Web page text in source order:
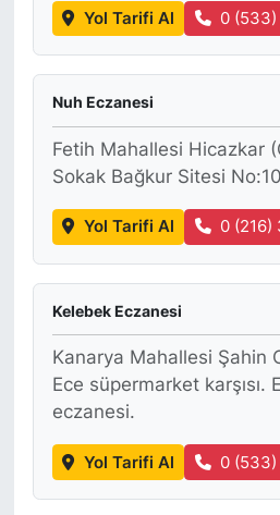
Yol Tarifi Al 0
Nuh Eczanesi
Fetih Mahallesi Hicazkar
Sokak Bağkur Sitesi
Yol Tarifi Al 0
Kelebek Eczanesi
Kanarya Mahallesi Şahin
Ece süpermarket karşısı.
eczanesi.
Yol Tarifi Al 0 (533)